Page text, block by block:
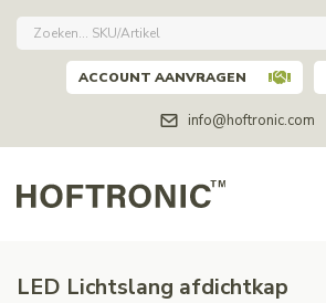
info@hoftronic.com
ACCOUNT AANVRAGEN
LED Lichtslang afdichtkap